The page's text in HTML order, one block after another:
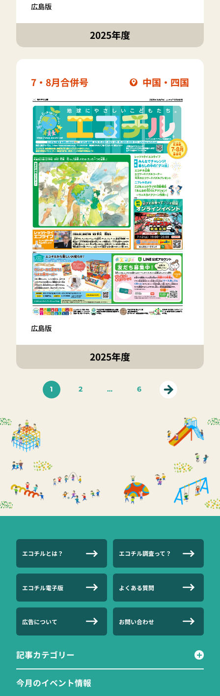
広島版
2025年度
7・8月合併号 中国・四国
広島版
2025年度
1 2 … 6
エコチルとは？ エコチル調査って？
エコチル電子版 よくある質問
広告について お問い合わせ
記事カテゴリー
今月のイベント情報